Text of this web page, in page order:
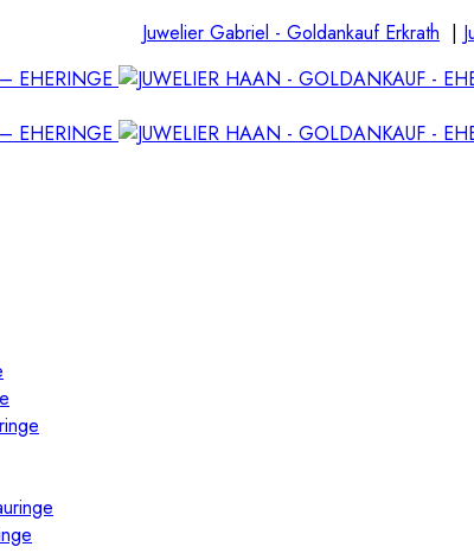
Juwelier Gabriel - Goldankauf Erkrath |